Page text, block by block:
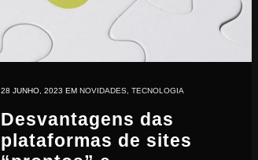
28 JUNHO, 2023 EM NOVIDADES TECNOLOGIA
Desvantagens das
plataformas de sites